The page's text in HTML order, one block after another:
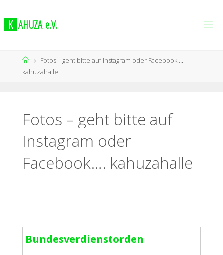
K AHUZA e.V.
Fotos – geht bitte auf Instagram oder Facebook….
kahuzahalle
Fotos – geht bitte auf
Instagram oder
Facebook…. kahuzahalle
Bundesverdienstorden